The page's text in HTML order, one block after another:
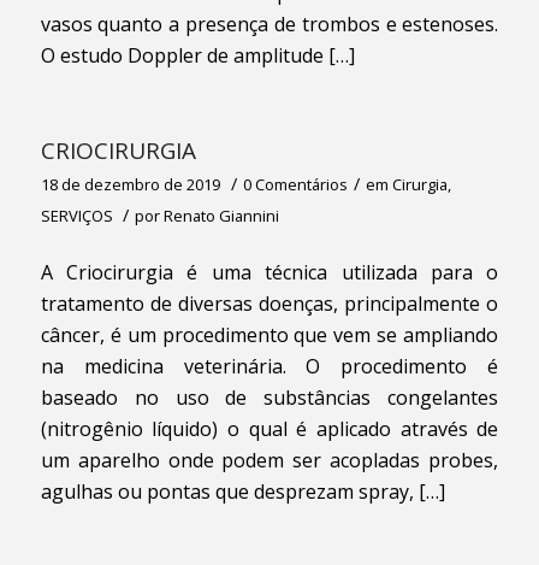
vasos quanto a presença de trombos e estenoses.
O estudo Doppler de amplitude […]
CRIOCIRURGIA
18 de dezembro de 2019 / 0 Comentários / em Cirurgia
SERVIÇOS / porRenato Giannini
A Criocirurgia é uma técnica utilizada para o
tratamento de diversas doenças, principalmente o
câncer, é um procedimento que vem se ampliando
na medicina veterinária. O procedimento é
baseado no uso de substâncias congelantes
(nitrogênio líquido) o qual é aplicado através de
um aparelho onde podem ser acopladas probes,
agulhas ou pontas que desprezam spray, […]